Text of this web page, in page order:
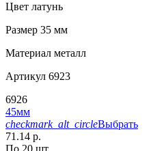
Цвет латунь
Размер 35 мм
Материал металл
Артикул 6923
6926
45мм
checkmark_alt_circleВыбрать
71.14 р.
По 20 шт